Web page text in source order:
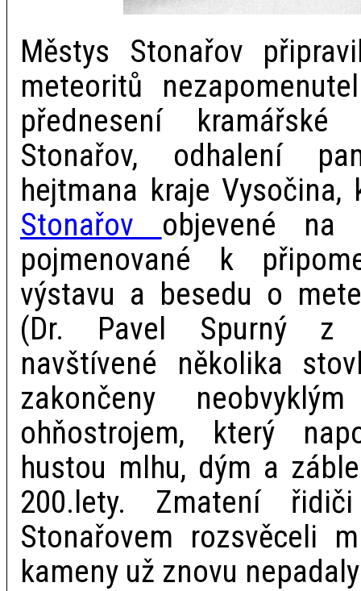
Městys Stonařov
meteoritů
přednesení
Stonařov, odhalení
hejtmana kraje
Stonařov objevené na
pojmenované k
výstavu a besedu o
(Dr. Pavel Spurný z
navštívené několika
zakončeny
ohňostrojem, který
hustou mlhu, dým a
200.lety. Zmatení
Stonařovem rozsvěceli
kameny už znovu